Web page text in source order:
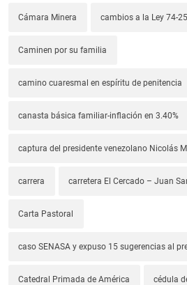
Cámara Minera cambios a la Ley 74-25
Caminen por su familia
camino cuaresmal en espíritu de penitencia
canasta básica familiar-inflación en 3.40%
captura del presidente venezolano Nicolás
carrera carretera El Cercado – Juan
Carta Pastoral
caso SENASA y expuso 15 sugerencias al
Catedral Primada de América cédula